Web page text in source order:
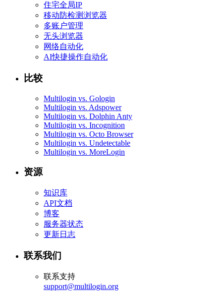
住宅全局IP
移动防检测浏览器
多账户管理
无头浏览器
网络自动化
AI快捷操作自动化
比较
Multilogin vs. Gologin
Multilogin vs. Adspower
Multilogin vs. Dolphin Anty
Multilogin vs. Incognition
Multilogin vs. Octo Browser
Multilogin vs. Undetectable
Multilogin vs. MoreLogin
资源
知识库
API文档
博客
服务器状态
更新日志
联系我们
联系支持
support@multilogin.org